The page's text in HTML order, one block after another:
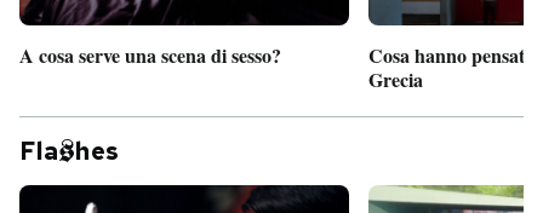
A cosa serve una scena di sesso?
Cosa hanno pensato
Grecia
Fla hes